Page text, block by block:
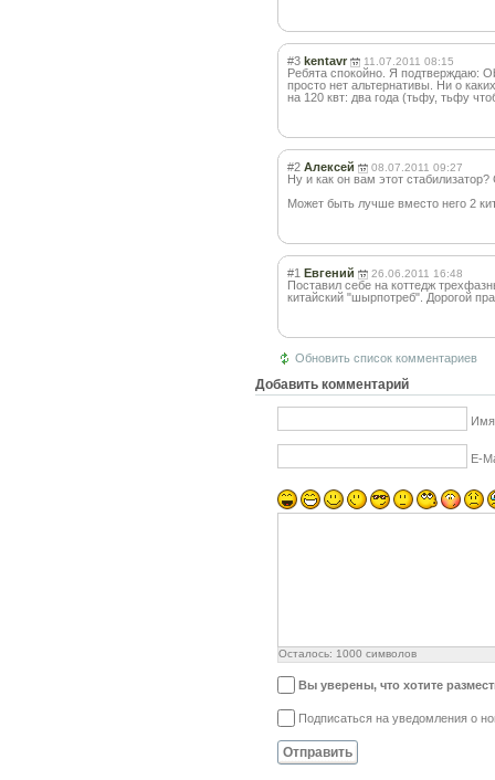
#3 kentavr 11.07.2011 08:15
Ребята спокойно. Я подтверждаю:
просто нет альтернативы. Ни о
на 120 квт: два года (тьфу, тьфу
#2 Алексей 08.07.2011 09:27
Ну и как он вам этот стабилизатор?
Может быть лучше вместо него 2
#1 Евгений 26.06.2011 16:48
Поставил себе на коттедж
китайский "шырпотреб". Дорогой
Обновить список комментариев
Добавить комментарий
Имя
E-
Осталось: 1000 символов
Вы уверены, что хотите
Подписаться на уведомления о
Отправить